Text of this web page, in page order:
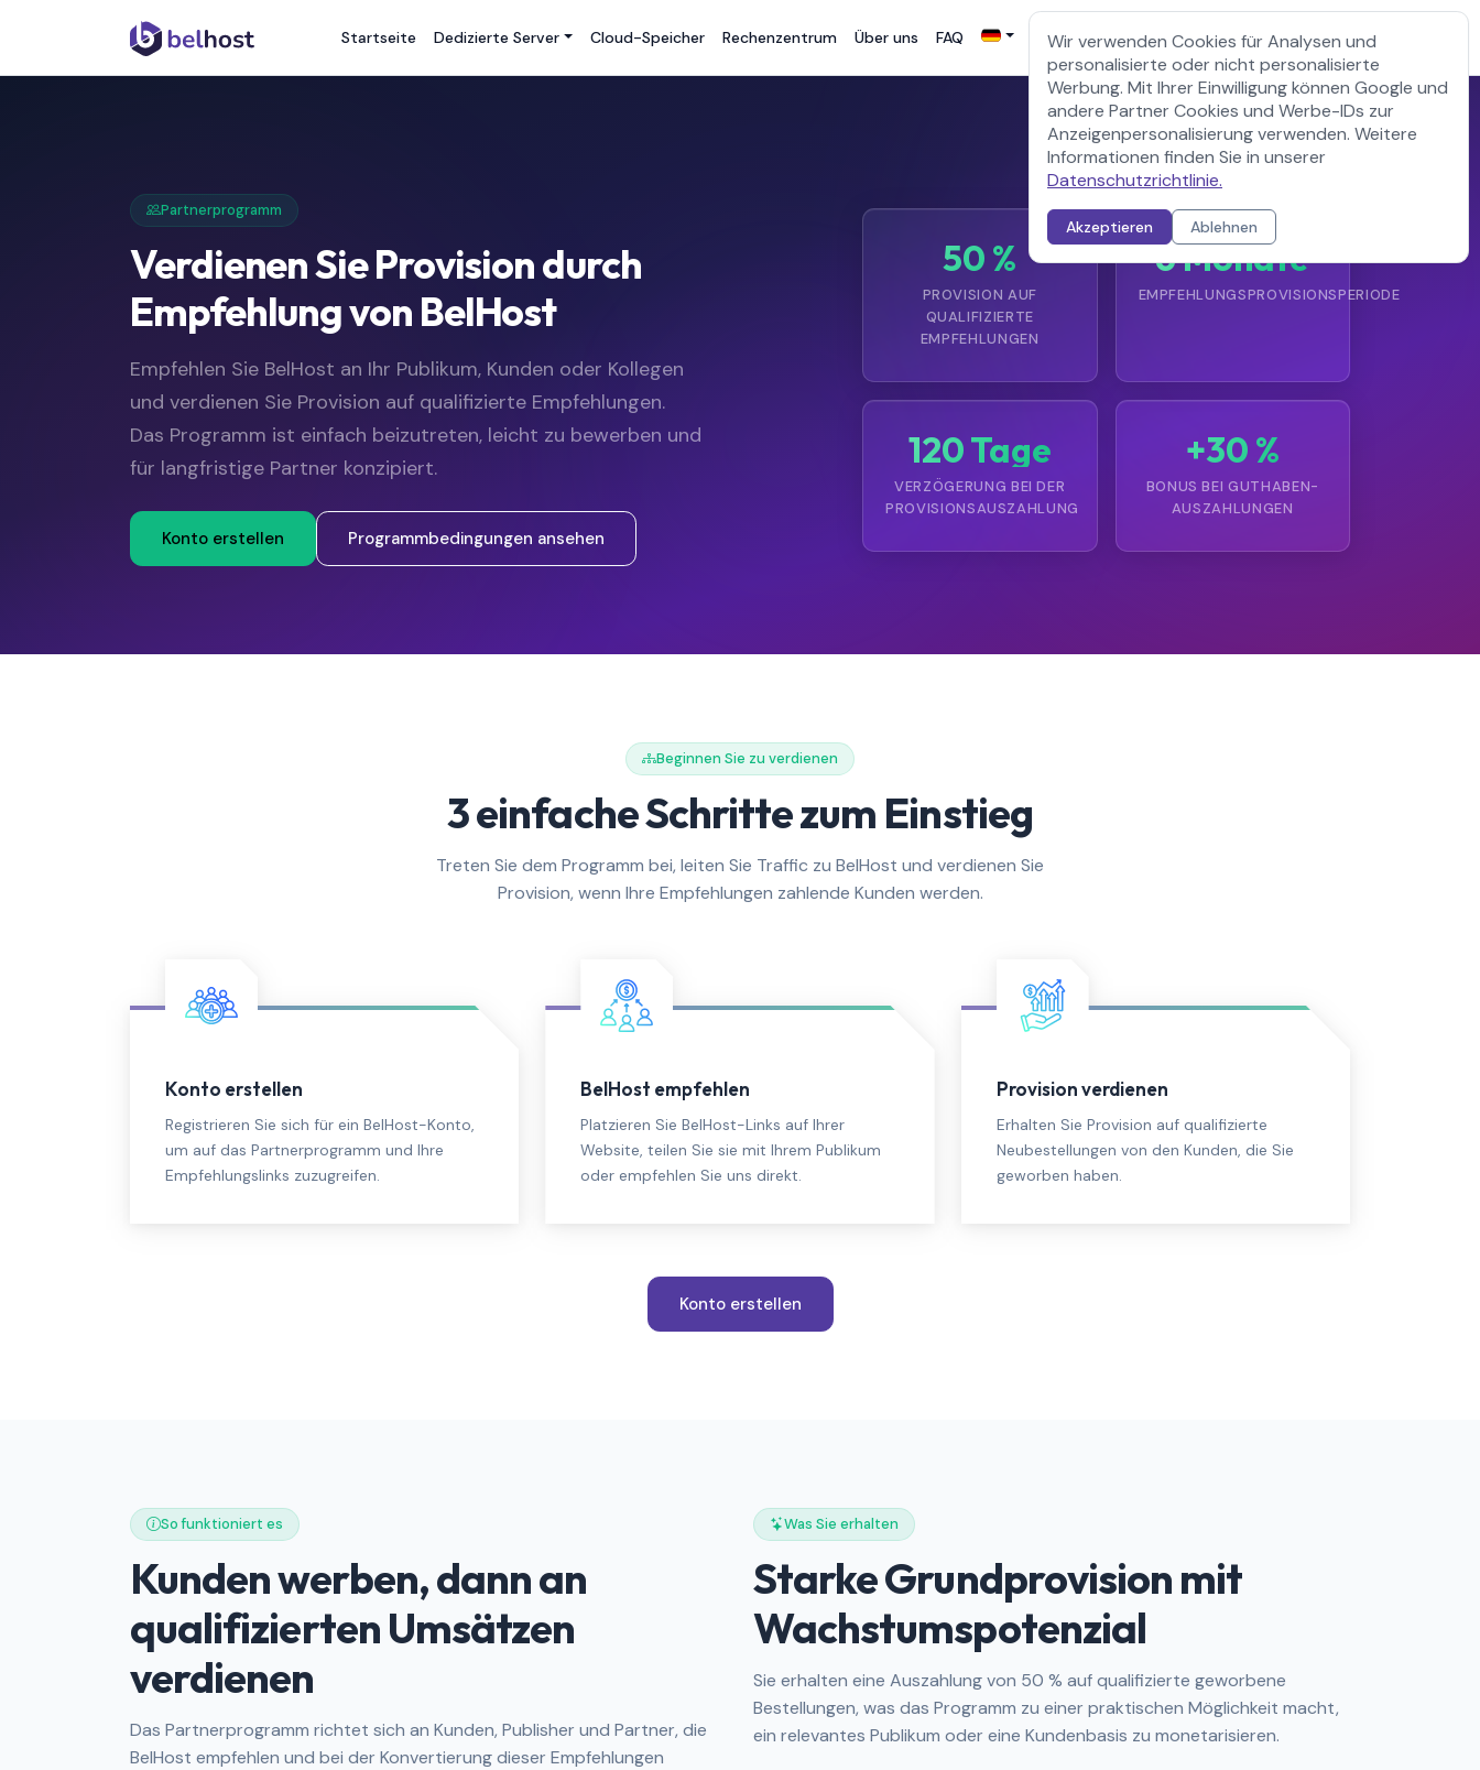
Startseite Dedizierte Server Cloud-Speicher Rechenzentrum Über uns FAQ Registrieren Kunden-Login
Partnerprogramm
Verdienen Sie Provision durch
Empfehlung von BelHost
Empfehlen Sie BelHost an Ihr Publikum, Kunden oder Kollegen
und verdienen Sie Provision auf qualifizierte Empfehlungen.
Das Programm ist einfach beizutreten, leicht zu bewerben und
für langfristige Partner konzipiert.
Konto erstellen Programmbedingungen ansehen
50 %
PROVISION AUF
QUALIFIZIERTE
EMPFEHLUNGEN
6 Monate
EMPFEHLUNGSPROVISIONSPERIODE
120 Tage
VERZÖGERUNG BEI DER
PROVISIONSAUSZAHLUNG
+30 %
BONUS BEI GUTHABEN-
AUSZAHLUNGEN
Beginnen Sie zu verdienen
3 einfache Schritte zum Einstieg
Treten Sie dem Programm bei, leiten Sie Traffic zu BelHost und verdienen Sie
Provision, wenn Ihre Empfehlungen zahlende Kunden werden.
Konto erstellen
Registrieren Sie sich für ein BelHost-Konto,
um auf das Partnerprogramm und Ihre
Empfehlungslinks zuzugreifen.
BelHost empfehlen
Platzieren Sie BelHost-Links auf Ihrer
Website, teilen Sie sie mit Ihrem Publikum
oder empfehlen Sie uns direkt.
Provision verdienen
Erhalten Sie Provision auf qualifizierte
Neubestellungen von den Kunden, die Sie
geworben haben.
Konto erstellen
So funktioniert es
Kunden werben, dann an
qualifizierten Umsätzen
verdienen
Das Partnerprogramm richtet sich an Kunden, Publisher und Partner, die
BelHost empfehlen und bei der Konvertierung dieser Empfehlungen
Was Sie erhalten
Starke Grundprovision mit
Wachstumspotenzial
Sie erhalten eine Auszahlung von 50 % auf qualifizierte geworbene
Bestellungen, was das Programm zu einer praktischen Möglichkeit macht,
ein relevantes Publikum oder eine Kundenbasis zu monetarisieren.
Wir verwenden Cookies für Analysen und
personalisierte oder nicht personalisierte
Werbung. Mit Ihrer Einwilligung können Google und
andere Partner Cookies und Werbe-IDs zur
Anzeigenpersonalisierung verwenden. Weitere
Informationen finden Sie in unserer
Datenschutzrichtlinie.
Akzeptieren Ablehnen